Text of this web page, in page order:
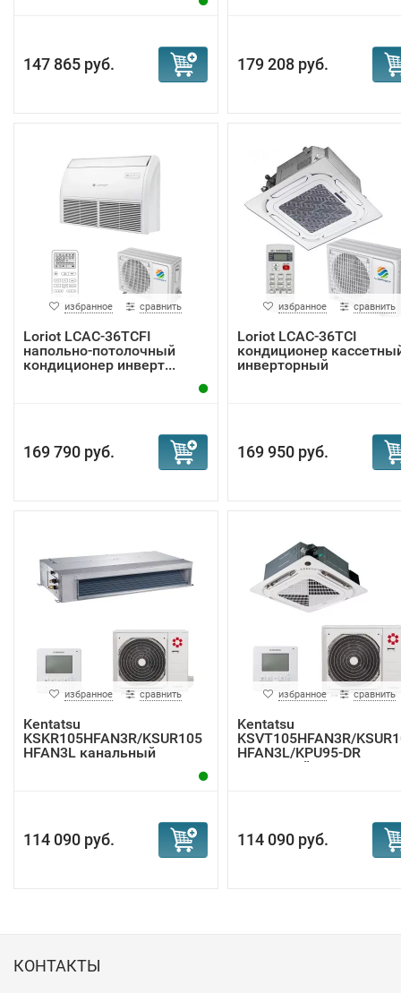
147 865 руб. 179 208 руб.
избранное сравнить
Loriot LCAC-36TCFI
напольно-потолочный
кондиционер инверт...
169 790 руб.
избранное сравнить
Loriot LCAC-36TCI
кондиционер
инверторный
169 950 руб.
избранное сравнить
Kentatsu
KSKR105HFAN3R/KSUR105
HFAN3L канальный
114 090 руб.
избранное сравнить
Kentatsu
KSVT105HFAN3R/
HFAN3L/KPU95-DR
кассетный к...
114 090 руб.
КОНТАКТЫ